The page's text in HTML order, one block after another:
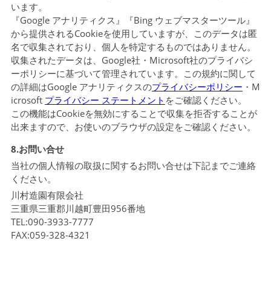
います。
『Google アナリティクス』『Bing ウェブマスターツール』
から提供されるCookieを使用していますが、このデータは匿
名で収集されており、個人を特定するものではありません。
収集されたデータは、Google社・Microsoft社のプライバシ
ーポリシーに基づいて管理されています。この規約に関して
の詳細はGoogle アナリティクスのプライバシーポリシー ・M
icrosoft プライバシー ステートメント をご確認ください。
この機能はCookieを無効にすることで収集を拒否することが
出来ますので、お使いのブラウザの設定をご確認ください。
8.お問い合せ
当社の個人情報の取扱に関するお問い合せは下記までご連絡
ください。
川村造園有限会社
三重県三重郡川越町豊田956番地
TEL:090-3933-7777
FAX:059-328-4321